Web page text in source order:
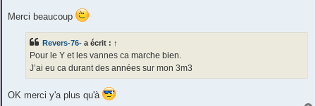
Merci beaucoup
Revers-76- a écrit : ↑
Pour le Y et les vannes ca marche bien.
J’ai eu ca durant des années sur mon 3m3
OK merci y'a plus qu'à